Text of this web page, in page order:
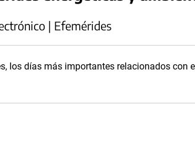
| Efemérides
los días más importantes relacionados con